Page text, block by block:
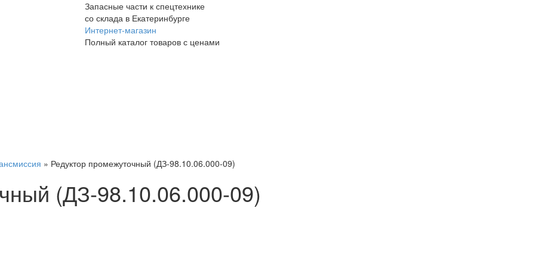
Запасные части к спецтехнике
со склада в Екатеринбурге
Интернет-магазин
Полный каталог товаров с ценами
» Редуктор промежуточный (ДЗ-98.10.06.000-09)
(ДЗ-98.10.06.000-09)